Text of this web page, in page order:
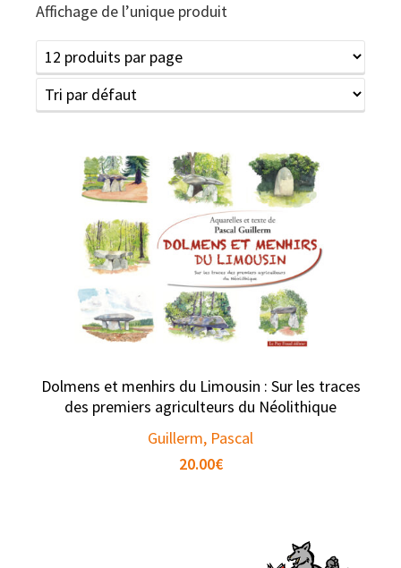
Affichage de l’unique produit
Dolmens et menhirs du Limousin : Sur les traces
des premiers agriculteurs du Néolithique
Guillerm, Pascal
20.00€